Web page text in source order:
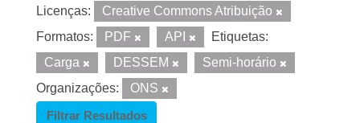
Licenças:
Creative Commons Atribuição
Formatos:
PDF API
Etiquetas:
Carga
DESSEM
Semi-horário
Organizações:
ONS
Filtrar Resultados